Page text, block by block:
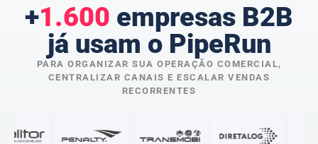
+1.600 empresas B2B
já usam o PipeRun
PARA ORGANIZAR SUA OPERAÇÃO COMERCIAL,
CENTRALIZAR CANAIS E ESCALAR VENDAS
RECORRENTES